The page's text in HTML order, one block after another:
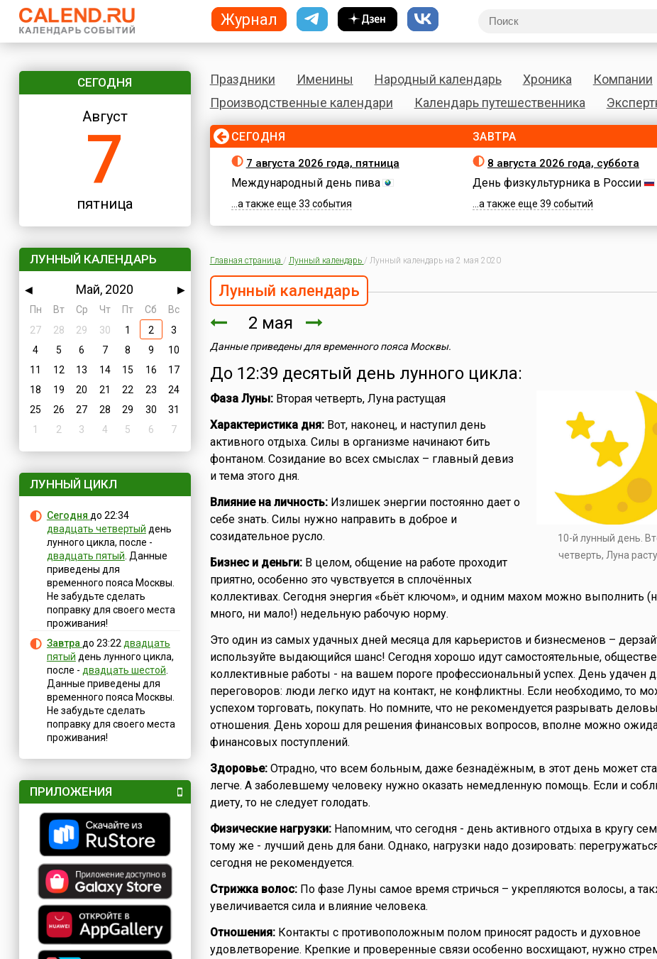
СЕГОДНЯ
Август
7
пятница
ЛУННЫЙ КАЛЕНДАРЬ
◀ Май, 2020
▶
Пн
Вт Ср Чт Пт Сб
Вс
27
28 29 30 1 2
3
4
5 6 7 8 9
10
11
12 13 14 15 16
17
18
19 20 21 22 23
24
25
26 27 28 29 30
31
1
2 3 4 5 6 7
ЛУННЫЙ ЦИКЛ
Сегодня до 22:34
двадцать четвертый день
лунного цикла, после -
двадцать пятый . Данные
приведены для
временного пояса Москвы.
Не забудьте сделать
поправку для своего места
проживания!
Завтра до 23:22 двадцать
пятый день лунного цикла,
после - двадцать шестой
Данные приведены для
временного пояса Москвы.
Не забудьте сделать
поправку для своего места
проживания!
ПРИЛОЖЕНИЯ
Праздники Именины Народный календарь Хроника Компании
Производственные календари
Календарь путешественника
СЕГОДНЯ
7 августа 2026 года, пятница
Международный день пива
...а также еще 33 события
ЗАВТРА
8 августа 2026 года, суббота
День физкультурника в России
...а также еще 39 событий
Главная страница / Лунный календарь / Лунный календарь на 2 мая 2020
Лунный календарь
2 мая
Данные приведены для временного пояса Москвы.
До 12:39 десятый день лунного цикла:
10-й лунный день.
четверть, Луна
Фаза Луны: Вторая четверть, Луна растущая
Характеристика дня:Вот, наконец, и наступил день
активного отдыха. Силы в организме начинают бить
фонтаном. Созидание во всех смыслах – главный девиз
и тема этого дня.
Влияние на личность:Излишек энергии постоянно дает о
себе знать. Силы нужно направить в доброе и
созидательное русло.
Бизнес и деньги:В целом, общение на работе проходит
приятно, особенно это чувствуется в сплочённых
коллективах. Сегодня энергия «бьёт ключом», и одним махом можно выполнить
много, ни мало!) недельную рабочую норму.
Это один из самых удачных дней месяца для карьеристов и бизнесменов –
используйте выдающийся шанс! Сегодня хорошо идут самостоятельные,
коллективные работы - на вашем пороге профессиональный успех. День удачен
переговоров: люди легко идут на контакт, не конфликтны. Если необходимо, то
успехом торговать, покупать. Но помните, что не рекомендуется разрывать
отношения. День хорош для решения финансовых вопросов, вполне можно
финансовых поступлений.
Здоровье: Отрадно, что всем больным, даже безнадёжным, в этот день может
легче. А заболевшему человеку нужно оказать немедленную помощь. Если и
диету, то не следует голодать.
Физические нагрузки: Напомним, что сегодня - день активного отдыха в кругу
тому же - лучший день для бани. Однако, нагрузки надо дозировать:
сегодня не рекомендуется.
Стрижка волос: По фазе Луны самое время стричься – укрепляются волосы, а
увеличивается сила и влияние человека.
Отношения: Контакты с противоположным полом приносят радость и духовное
удовлетворение. Крепкие и проверенные связи особенно восхищают, нужно
Журнал